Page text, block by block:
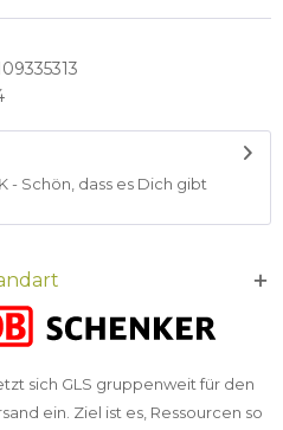
- Schön, dass es Dich gibt
sich GLS gruppenweit für den
ein. Ziel ist es, Ressourcen so